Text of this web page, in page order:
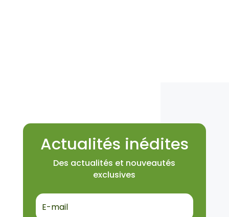
Actualités inédites
Des actualités et nouveautés
exclusives